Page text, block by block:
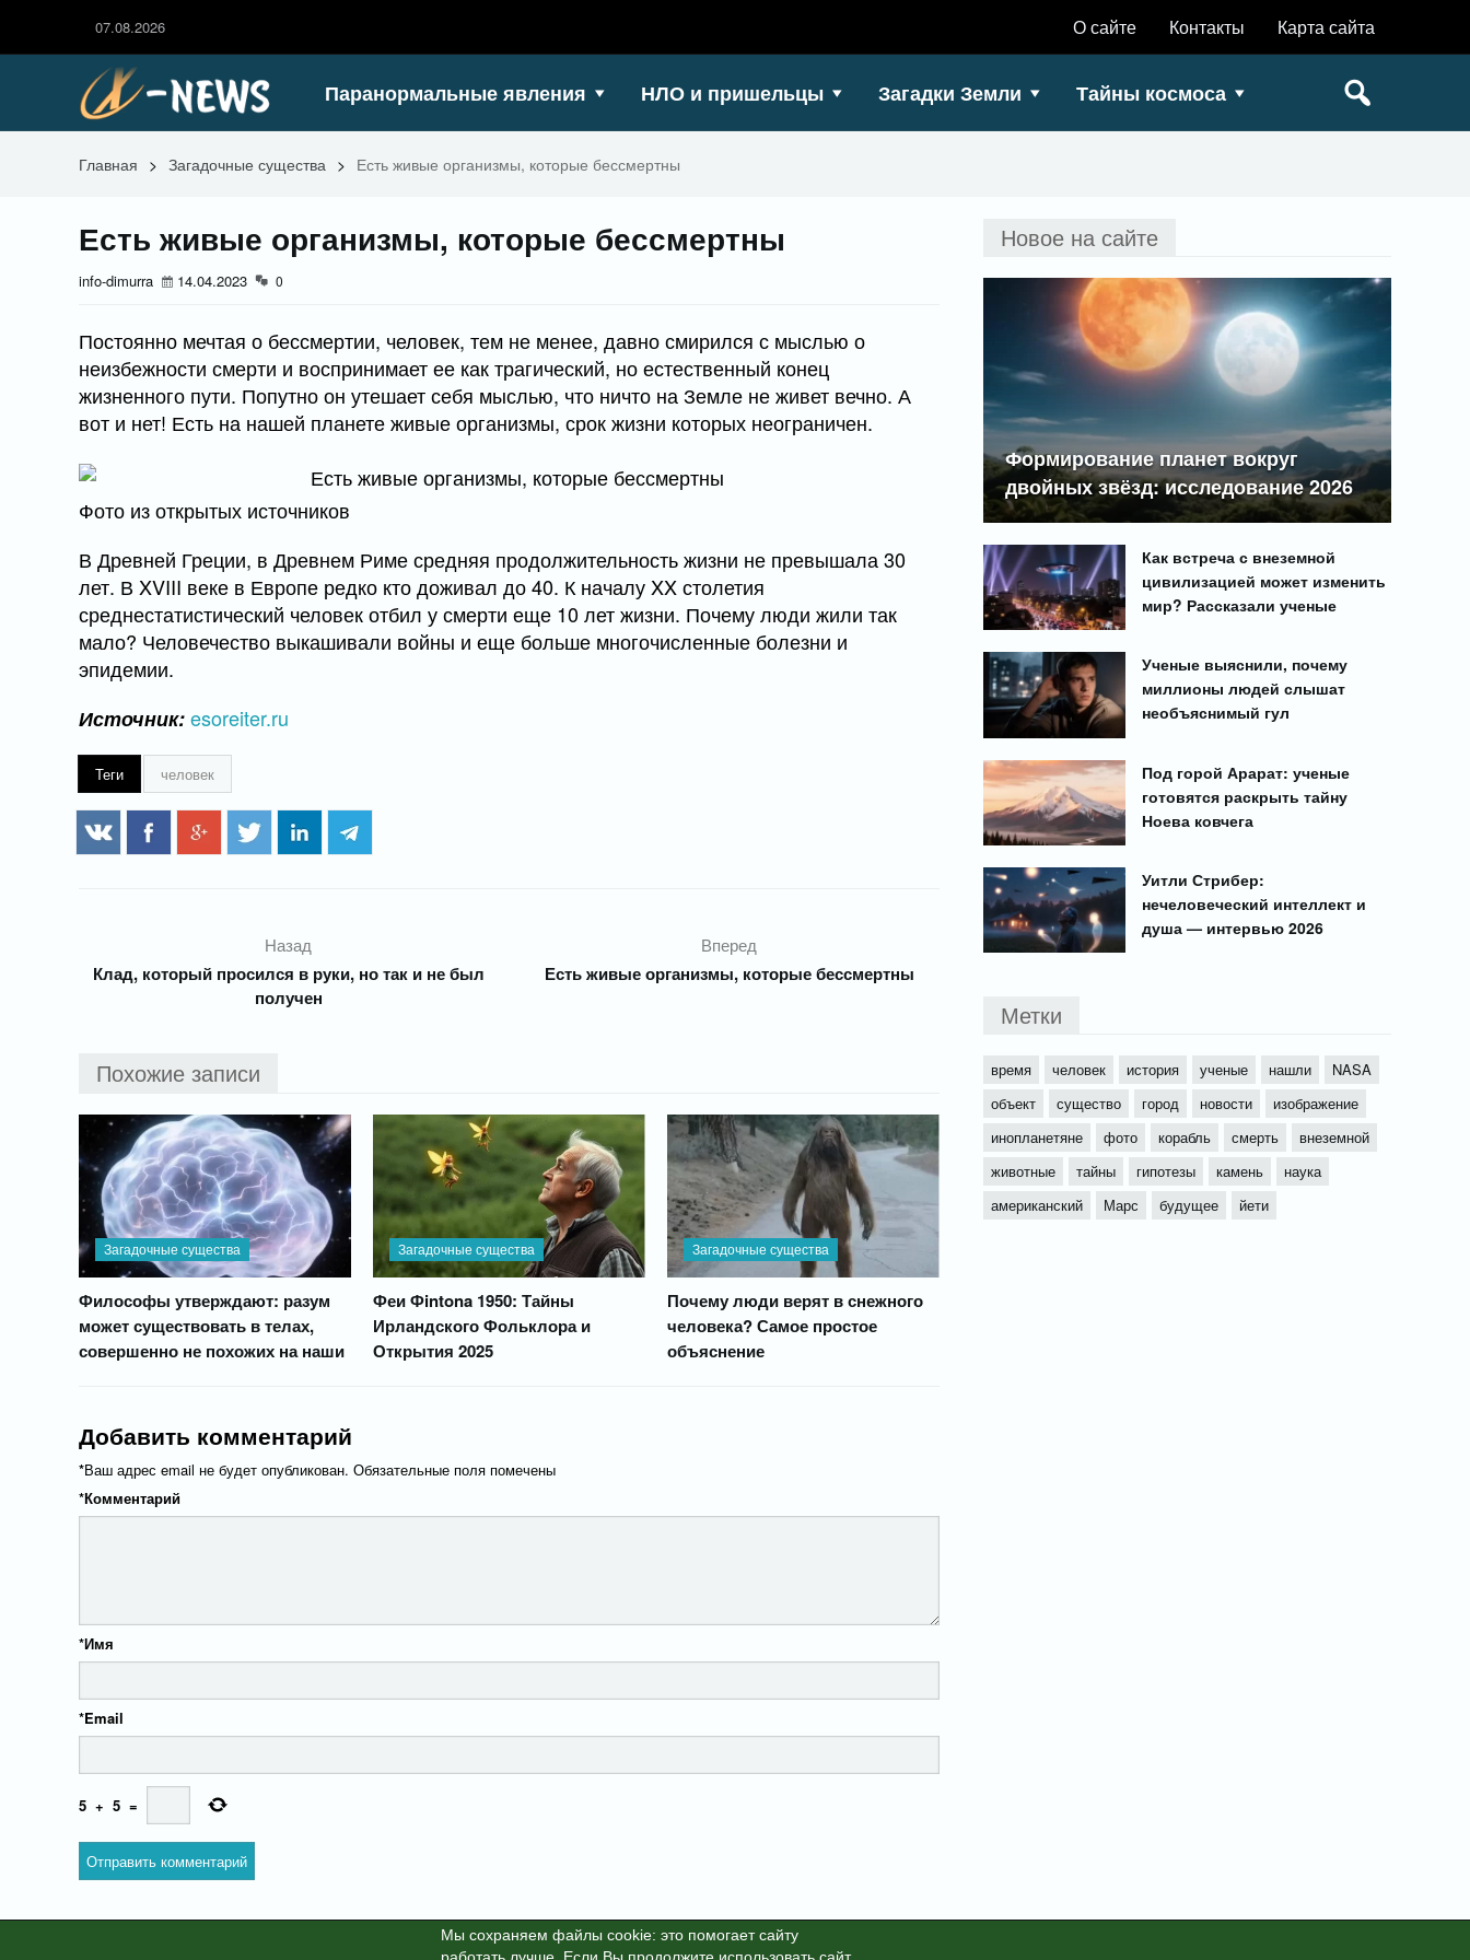
Мы cохраняем файлы cookie: это помогает сайту
О сайте Контакты Карта сайта
07.08.2026
Паранормальные явления НЛО и пришельцы Загадки Земли Тайны космоса
Главная > Загадочные существа > Есть живые организмы, которые бессмертны
Есть живые организмы, которые бессмертны
info-dimurra 14.04.2023 0
Постоянно мечтая о бессмертии, человек, тем не менее, давно смирился с мыслью о
неизбежности смерти и воспринимает ее как трагический, но естественный конец
жизненного пути. Попутно он утешает себя мыслью, что ничто на Земле не живет вечно. А
вот и нет! Есть на нашей планете живые организмы, срок жизни которых неограничен.
Фото из открытых источников
В Древней Греции, в Древнем Риме средняя продолжительность жизни не превышала 30
лет. В XVIII веке в Европе редко кто доживал до 40. К началу XX столетия
среднестатистический человек отбил у смерти еще 10 лет жизни. Почему люди жили так
мало? Человечество выкашивали войны и еще больше многочисленные болезни и
эпидемии.
Источник:esoreiter.ru
Теги человек
Назад
Клад, который просился в руки, но так и не был
получен
Вперед
Есть живые организмы, которые бессмертны
Похожие записи
Загадочные существа
Философы утверждают: разум
может существовать в телах,
совершенно не похожих на наши
Загадочные существа
Феи Фintona 1950: Тайны
Ирландского Фольклора и
Открытия 2025
Загадочные существа
Почему люди верят в снежного
человека? Самое простое
объяснение
Добавить комментарий
Ваш адрес email не будет опубликован. Обязательные поля помечены
*
Комментарий
*
Имя
*
Email
*
5 + 5 =
Новое на сайте
Формирование планет вокруг
двойных звёзд: исследование 2026
Как встреча с внеземной
цивилизацией может изменить
мир? Рассказали ученые
Ученые выяснили, почему
миллионы людей слышат
необъяснимый гул
Под горой Арарат: ученые
готовятся раскрыть тайну
Ноева ковчега
Уитли Стрибер:
нечеловеческий интеллект и
душа — интервью 2026
Метки
время человек история ученые нашли
NASA
объект
существо город новости
изображение
инопланетяне
фото корабль смерть
внеземной
животные
тайны гипотезы камень
наука
американский
Марс будущее йети